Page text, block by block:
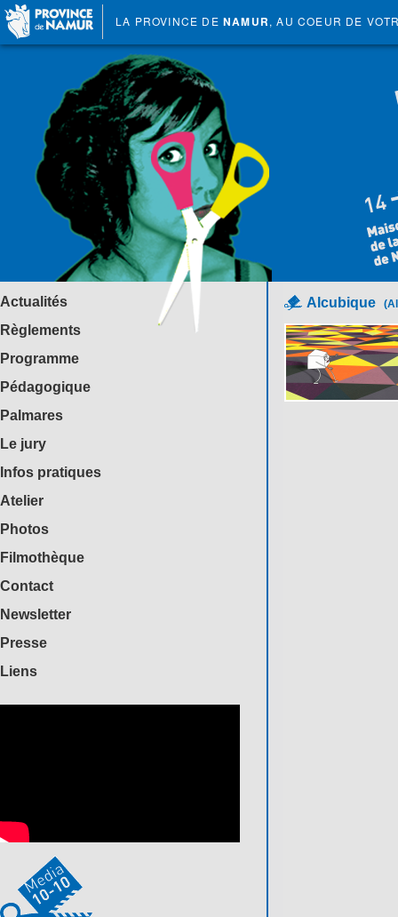
LA PROVINCE DE NAMUR, AU COEUR DE
Actualités
Règlements
Programme
Pédagogique
Palmares
Le jury
Infos pratiques
Atelier
Photos
Filmothèque
Contact
Newsletter
Presse
Liens
Alcubique